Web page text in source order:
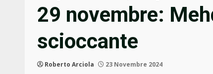
29 novembre:
scioccante
Roberto Arciola 23 Novembre 2024